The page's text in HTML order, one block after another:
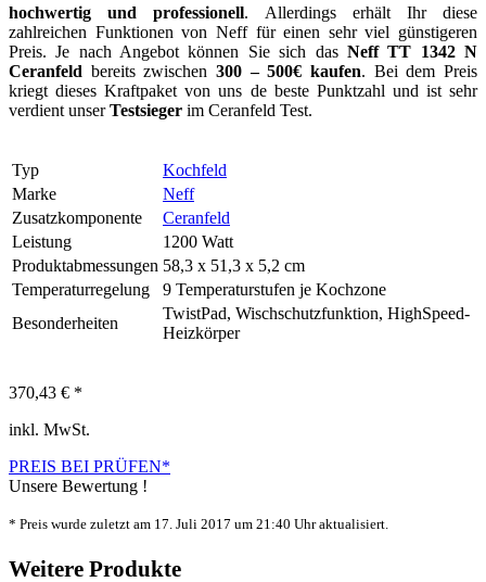
hochwertig und professionell. Allerdings erhält Ihr diese
zahlreichen Funktionen von Neff für einen sehr viel günstigeren
Preis. Je nach Angebot können Sie sich das Neff TT 1342 N
Ceranfeld bereits zwischen 300 – 500€ kaufen. Bei dem Preis
kriegt dieses Kraftpaket von uns de beste Punktzahl und ist sehr
verdient unserTestsieger im Ceranfeld Test.
Typ
Kochfeld
Marke
Neff
Zusatzkomponente
Ceranfeld
Leistung
1200 Watt
Produktabmessungen 58,3 x 51,3 x 5,2 cm
Temperaturregelung
9 Temperaturstufen je Kochzone
Besonderheiten
TwistPad, Wischschutzfunktion, HighSpeed-
Heizkörper
370,43 € *
inkl. MwSt.
PREIS BEI PRÜFEN*
Unsere Bewertung !
* Preis wurde zuletzt am 17. Juli 2017 um 21:40 Uhr aktualisiert.
Weitere Produkte